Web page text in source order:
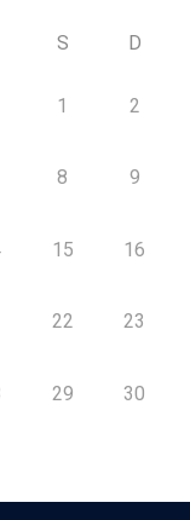
S D
1 2
8 9
15 16
22 23
29 30